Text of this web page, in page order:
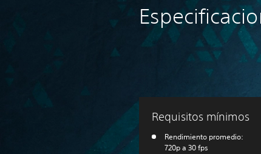
Requisitos mínimos
Rendimiento promedio:
720p a 30 fps